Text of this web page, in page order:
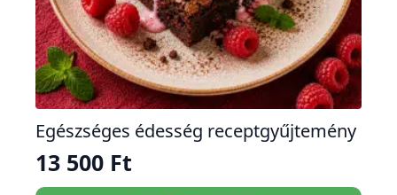
Egészséges édesség receptgyűjtemény
13 500 Ft